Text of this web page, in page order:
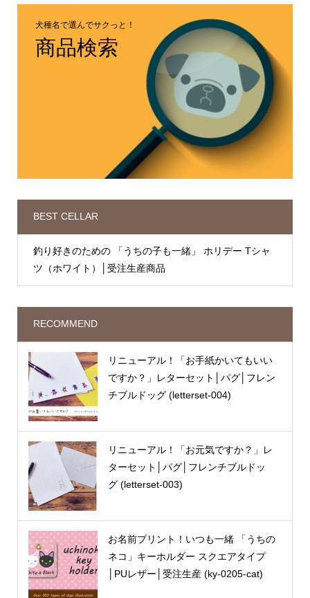
犬種名で選んでサクっと！
商品検索
BEST CELLAR
釣り好きのための 「うちの子も一緒」 ホリデー Tシャ
ツ（ホワイト）│受注生産商品
RECOMMEND
リニューアル！「お手紙かいてもいい
ですか？」レターセット│パグ│フレン
チブルドッグ (letterset-004)
リニューアル！「お元気ですか？」レ
ターセット│パグ│フレンチブルドッ
グ (letterset-003)
お名前プリント！いつも一緒 「うちの
ネコ」キーホルダー スクエアタイプ
│PUレザー│受注生産 (ky-0205-cat)